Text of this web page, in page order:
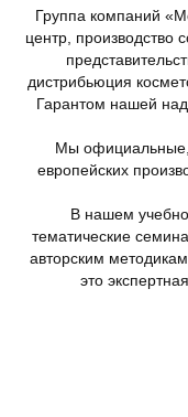
Группа компаний
центр, производство
дистрибьюция
Гарантом нашей
Мы официальные,
европейских
В нашем
тематические
авторским
это